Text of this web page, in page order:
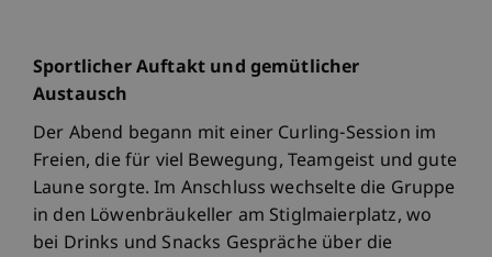
Sportlicher Auftakt und gemütlicher
Austausch
Der Abend begann mit einer Curling-Session im
Freien, die für viel Bewegung, Teamgeist und gute
Laune sorgte. Im Anschluss wechselte die Gruppe
in den Löwenbräukeller am Stiglmaierplatz, wo
bei Drinks und Snacks Gespräche über die